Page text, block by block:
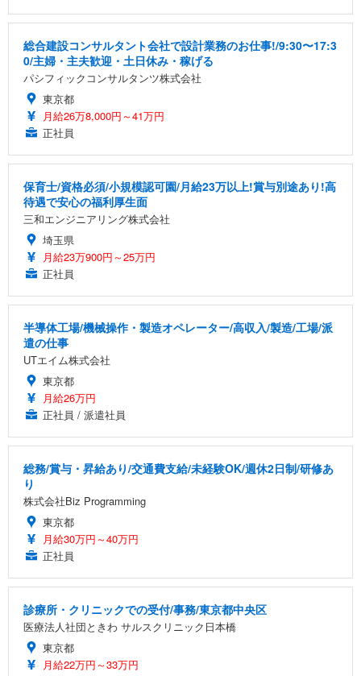
総合建設コンサルタント会社で設計業務のお仕事!/9:30〜17:3
0/主婦・主夫歓迎・土日休み・稼げる
パシフィックコンサルタンツ株式会社
東京都
月給26万8,000円～41万円
正社員
保育士/資格必須/小規模認可園/月給23万以上!賞与別途あり!高
待遇で安心の福利厚生面
三和エンジニアリング株式会社
埼玉県
月給23万900円～25万円
正社員
半導体工場/機械操作・製造オペレーター/高収入/製造/工場/派
遣の仕事
UTエイム株式会社
東京都
月給26万円
正社員 / 派遣社員
総務/賞与・昇給あり/交通費支給/未経験OK/週休2日制/研修あ
り
株式会社Biz Programming
東京都
月給30万円～40万円
正社員
診療所・クリニックでの受付/事務/東京都中央区
医療法人社団ときわ サルスクリニック日本橋
東京都
月給22万円～33万円